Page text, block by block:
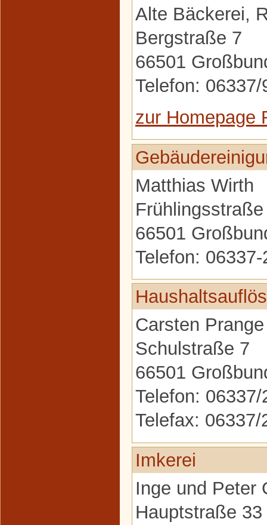
Alte Bäckerei,
Bergstraße 7
66501
Telefon: 06337/
zur Homepage
Matthias Wirth
66501
Telefon:
Carsten Prange
Schulstraße 7
66501
Telefon: 06337/
Telefax: 06337/
Imkerei
Inge und Peter
Hauptstraße 33